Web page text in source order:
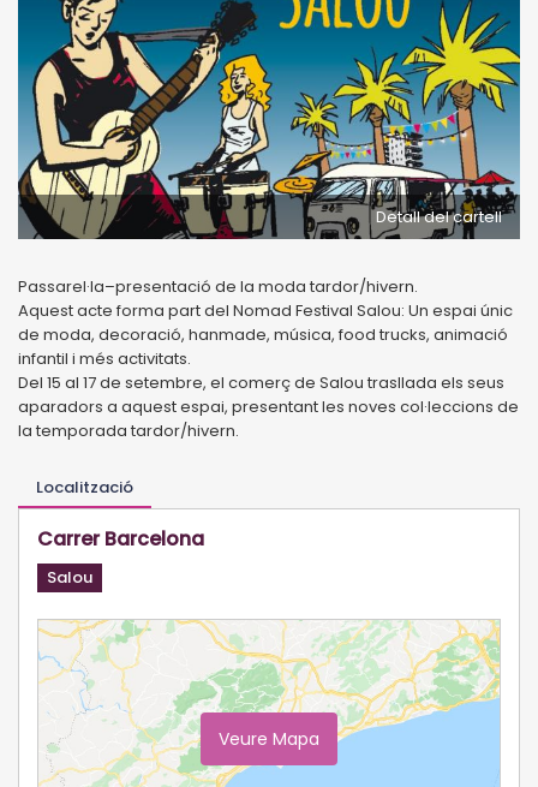
Detall del cartell
Passarel·la–presentació de la moda tardor/hivern.
Aquest acte forma part del Nomad Festival Salou: Un espai únic
de moda, decoració, hanmade, música, food trucks, animació
infantil i més activitats.
Del 15 al 17 de setembre, el comerç de Salou trasllada els seus
aparadors a aquest espai, presentant les noves col·leccions de
la temporada tardor/hivern.
Localització
Carrer Barcelona
Salou
Veure Mapa